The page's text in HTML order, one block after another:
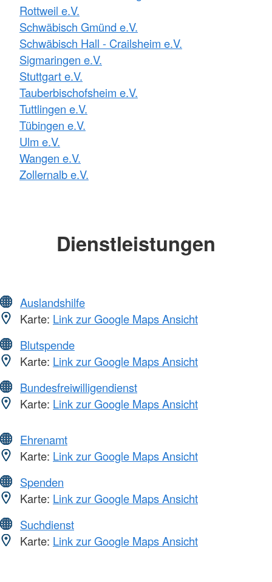
Rottweil e.V.
Schwäbisch Gmünd e.V.
Schwäbisch Hall - Crailsheim e.V.
Sigmaringen e.V.
Stuttgart e.V.
Tauberbischofsheim e.V.
Tuttlingen e.V.
Tübingen e.V.
Ulm e.V.
Wangen e.V.
Zollernalb e.V.
Dienstleistungen
Auslandshilfe
Karte: Link zur Google Maps Ansicht
Blutspende
Karte: Link zur Google Maps Ansicht
Bundesfreiwilligendienst
Karte: Link zur Google Maps Ansicht
Ehrenamt
Karte: Link zur Google Maps Ansicht
Spenden
Karte: Link zur Google Maps Ansicht
Suchdienst
Karte: Link zur Google Maps Ansicht